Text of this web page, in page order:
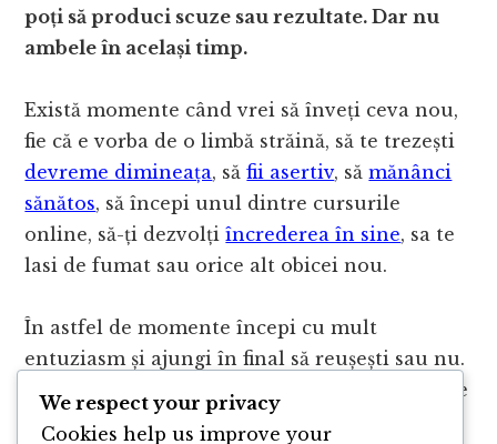
poți să produci scuze sau rezultate. Dar nu
ambele în același timp.
Există momente când vrei să înveți ceva nou,
fie că e vorba de o limbă străină, să te trezești
devreme dimineața, săfii asertiv, sămănânci
sănătos, să începi unul dintre cursurile
online, să-ți dezvolțiîncrederea în sine, sa te
lasi de fumat sau orice alt obicei nou.
În astfel de momente începi cu mult
entuziasm și ajungi în final să reușești sau nu.
Diferența nu stă doar în cantitatea de energie
pe care o depuni, ci și în modul în care înveți.
We respect your privacy
Cookies help us improve your